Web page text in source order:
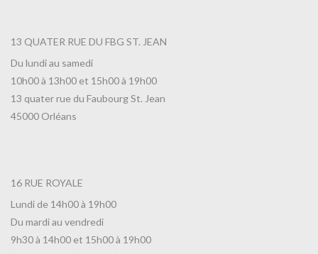
13 QUATER RUE DU FBG ST. JEAN
Du lundi au samedi
10h00 à 13h00 et 15h00 à 19h00
13 quater rue du Faubourg St. Jean
45000 Orléans
16 RUE ROYALE
Lundi de 14h00 à 19h00
Du mardi au vendredi
9h30 à 14h00 et 15h00 à 19h00